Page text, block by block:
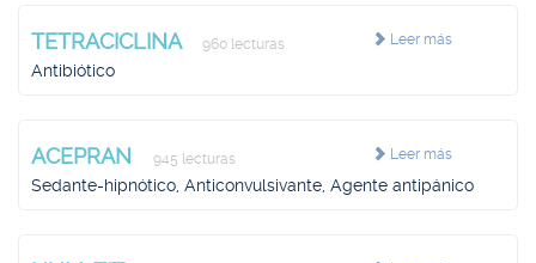
Leer más
TETRACICLINA 960 lecturas
Antibiótico
Leer más
ACEPRAN 945 lecturas
Sedante-hipnótico, Anticonvulsivante, Agente antipánico